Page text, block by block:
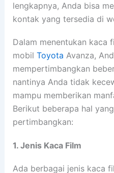
lengkapnya, Anda bisa
kontak yang tersedia di
Dalam menentukan kaca
mobil Toyota Avanza,
mempertimbangkan
nantinya Anda tidak
mampu memberikan
Berikut beberapa hal
pertimbangkan:
1. Jenis Kaca Film
Ada berbagai jenis kaca